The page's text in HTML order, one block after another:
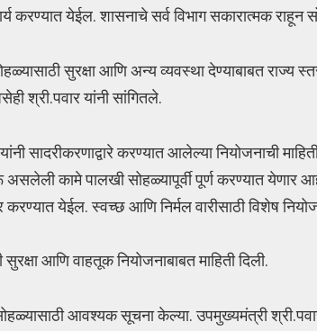
करण्यात येईल. शासनाचे सर्व विभाग सकारात्मक राहून
सुरक्षा आणि अन्य व्यवस्था देण्याबाबत राज्य
श्री.पवार यांनी सांगितले.
सादरीकरणाद्वारे करण्यात आलेल्या नियोजनाची
कामे पालखी सोहळ्यापूर्वी पूर्ण करण्यात येणार
करण्यात येईल. स्वच्छ आणि निर्मल वारीसाठी विशेष
आणि वाहतूक नियोजनाबाबत माहिती दिली.
आवश्यक सूचना केल्या. उपमुख्यमंत्री